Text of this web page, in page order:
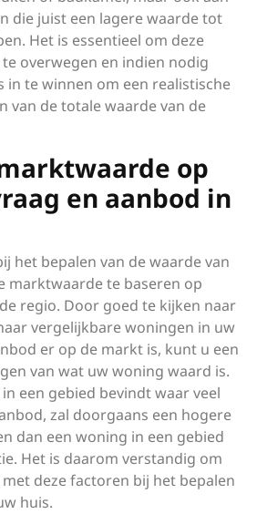
die juist een lagere waarde tot
Het is essentieel om deze
overwegen en indien nodig
in te winnen om een realistische
van de totale waarde van de
op
en aanbod in
het bepalen van de waarde van
marktwaarde te baseren op
regio. Door goed te kijken naar
vergelijkbare woningen in uw
er op de markt is, kunt u een
van wat uw woning waard is.
een gebied bevindt waar veel
zal doorgaans een hogere
dan een woning in een gebied
Het is daarom verstandig om
deze factoren bij het bepalen
huis.